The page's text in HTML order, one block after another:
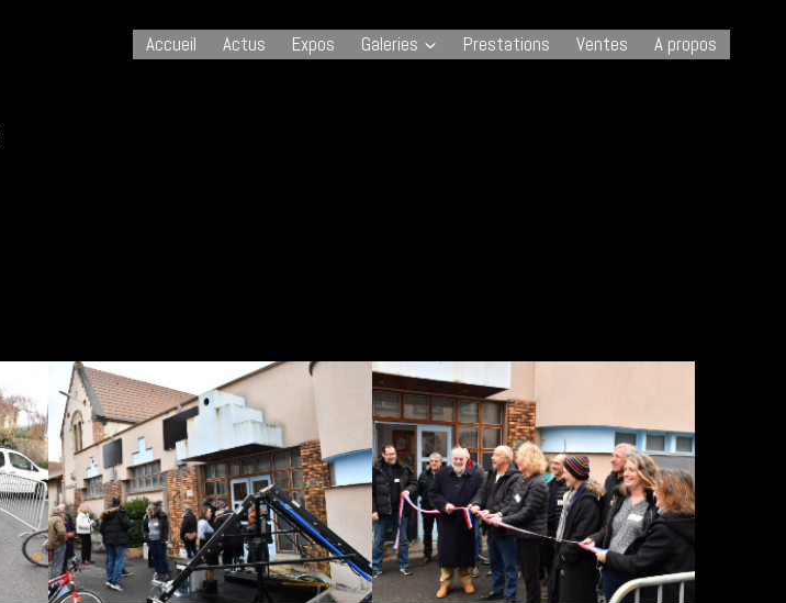
Accueil Actus Expos Galeries Prestations Ventes A propos